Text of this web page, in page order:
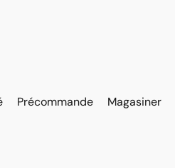
Précommande Magasiner